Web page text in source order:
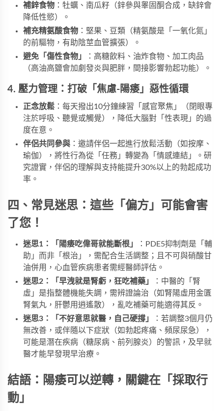
補鋅食物 ​：牡蠣、南瓜籽（鋅參與睾固酮合成，缺鋅會
降低性慾）。
補充精氨酸食物 ​：堅果、豆類（精氨酸是「一氧化氮」
的前驅物，有助陰莖血管擴張）。
避免「傷性食物」​
​：高糖飲料、油炸食物、加工肉品
（高油高鹽會加劇發炎與肥胖，間接影響勃起功能）。
4. 壓力管理：打破「焦慮-陽痿」惡性循環
正念放鬆 ​：每天撥出10分鐘練習「感官聚焦」（閉眼專
注於呼吸、聽覺或觸覺），降低大腦對「性表現」的過
度在意。
伴侶共同參與 ​：邀請伴侶一起進行放鬆活動（如按摩、
瑜伽），將性行為從「任務」轉變為「情感連結」。研
究證實，伴侶的理解與支持能提升30%以上的勃起成功
率。
四、常見迷思：這些「偏方」可能會害
了您！
迷思1：「陽痿吃偉哥就能斷根」​
​：PDE5抑制劑是「輔
助」而非「根治」，需配合生活調整；且不可與硝酸甘
油併用，心血管疾病患者需經醫師評估。
迷思2：「早洩就是腎虧，狂吃補藥」​
​：中醫的「腎
虛」是指整體機能失調，需辨證論治（如腎陽虛用金匱
腎氣丸，肝鬱用逍遙散），亂吃補藥可能適得其反。
迷思3：「不好意思就醫，自己硬撐」​
​：若調整3個月仍
無改善，或伴隨以下症狀（如勃起疼痛、頻尿尿急），
可能是潛在疾病（糖尿病、前列腺炎）的警訊，及早就
醫才能早發現早治療。
結語：陽痿可以逆轉，關鍵在「採取行
動」